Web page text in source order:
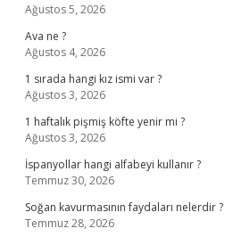
Ağustos 5, 2026
Ava ne ?
Ağustos 4, 2026
1 sırada hangi kız ismi var ?
Ağustos 3, 2026
1 haftalık pişmiş köfte yenir mi ?
Ağustos 3, 2026
İspanyollar hangi alfabeyi kullanır ?
Temmuz 30, 2026
Soğan kavurmasının faydaları nelerdir ?
Temmuz 28, 2026